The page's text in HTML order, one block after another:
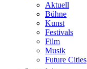
Aktuell
Bühne
Kunst
Festivals
Film
Musik
Future Cities